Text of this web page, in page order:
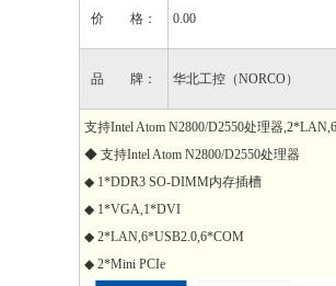
价 格： 0.00
品 牌： 华北工控（NORCO）
支持Intel Atom N2800/D2550处理器
◆ 支持Intel Atom N2800/D2550处理器
◆ 1*DDR3 SO-DIMM内存插槽
◆ 1*VGA,1*DVI
◆ 2*LAN,6*USB2.0,6*COM
◆ 2*Mini PCIe